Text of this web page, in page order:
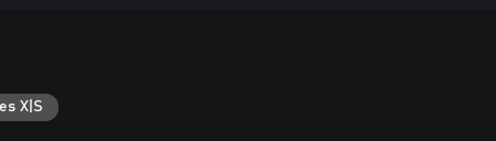
X|S